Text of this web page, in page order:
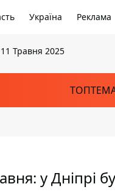
Україна Реклама
Травня 2025
у Дніпрі